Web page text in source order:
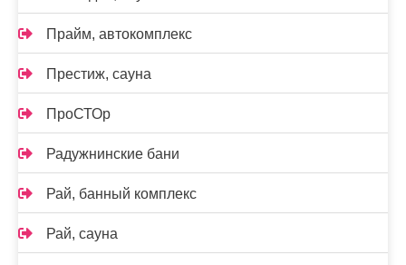
Прайм, автокомплекс
Престиж, сауна
ПроСТОр
Радужнинские бани
Рай, банный комплекс
Рай, сауна